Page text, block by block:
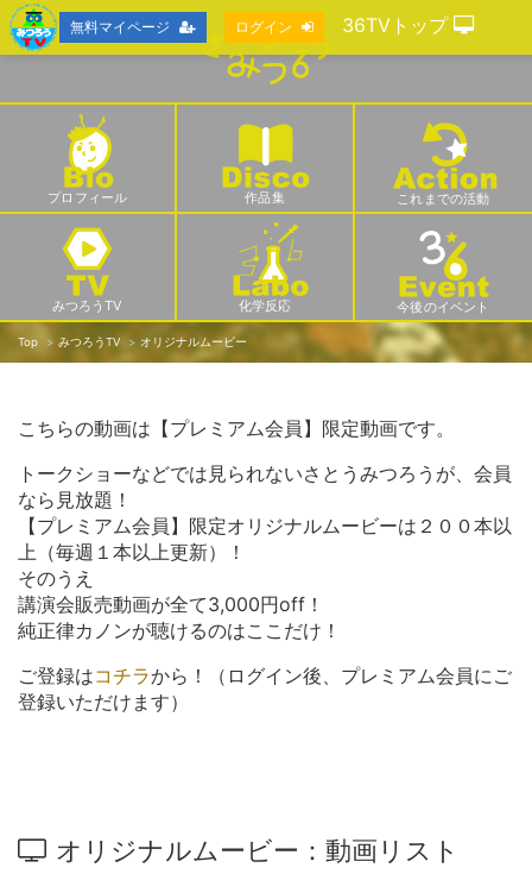
プロフィール 作品集 これまでの活動
みつろうTV 化学反応 今後のイベント
Top みつろうTV オリジナルムービー
こちらの動画は【プレミアム会員】限定動画です。
トークショーなどでは見られないさとうみつろうが、会員
なら見放題！
【プレミアム会員】限定オリジナルムービーは２００本以
上（毎週１本以上更新）！
そのうえ
講演会販売動画が全て3,000円off！
純正律カノンが聴けるのはここだけ！
ご登録はコチラから！（ログイン後、プレミアム会員にご
登録いただけます）
オリジナルムービー：動画リスト
無料マイページ ログイン 36TVトップ